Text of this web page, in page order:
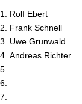
Rolf Ebert
Frank Schnell
Uwe Grunwald
Andreas Richter